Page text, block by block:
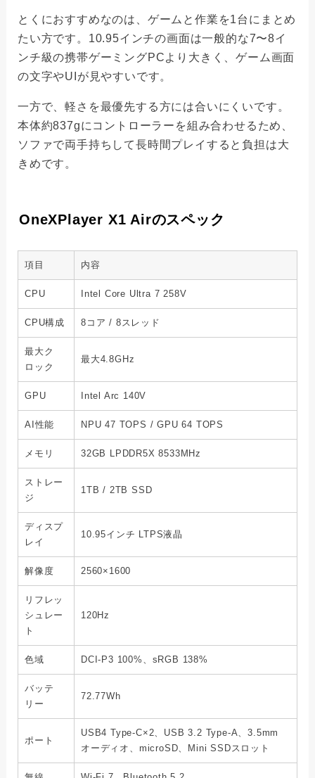
とくにおすすめなのは、ゲームと作業を1台にまとめ
たい方です。10.95インチの画面は一般的な7〜8イ
ンチ級の携帯ゲーミングPCより大きく、ゲーム画面
の文字やUIが見やすいです。
一方で、軽さを最優先する方には合いにくいです。
本体約837gにコントローラーを組み合わせるため、
ソファで両手持ちして長時間プレイすると負担は大
きめです。
OneXPlayer X1 Airのスペック
項目 内容
CPU Intel Core Ultra 7 258V
CPU構成 8コア / 8スレッド
最大ク
ロック
最大4.8GHz
GPU Intel Arc 140V
AI性能 NPU 47 TOPS / GPU 64 TOPS
メモリ 32GB LPDDR5X 8533MHz
ストレー
ジ
1TB / 2TB SSD
ディスプ
レイ
10.95インチ LTPS液晶
解像度 2560×1600
リフレッ
シュレー
ト
120Hz
色域 DCI-P3 100%、sRGB 138%
バッテ
リー
72.77Wh
ポート
USB4 Type-C×2、USB 3.2 Type-A、3.5mm
オーディオ、microSD、Mini SSDスロット